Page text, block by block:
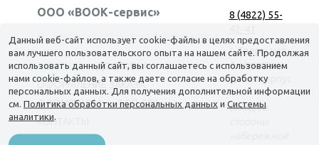
ООО «ВООК-сервис»
Согласие на обработку персональных данных
КАТАЛОГ
ДОСТАВКА
ОФОРМЛЕНИЕ ЗАКАЗА
О КОМПАНИИ
ТОП-500
КОНТАКТЫ
8 (4822) 55-
г. Тверь, наб.
А. Никитина,
д. 144 корпус
1
(вход со
Данный веб-сайт использует cookie-файлы в целях предоставления
вам лучшего пользовательского опыта на нашем сайте. Продолжая
использовать данный сайт, вы соглашаетесь с использованием
нами cookie-файлов, а также даете согласие на обработку
персональных данных. Для получения дополнительной информации
см. Политика обработки персональных данных и Системы
аналитики